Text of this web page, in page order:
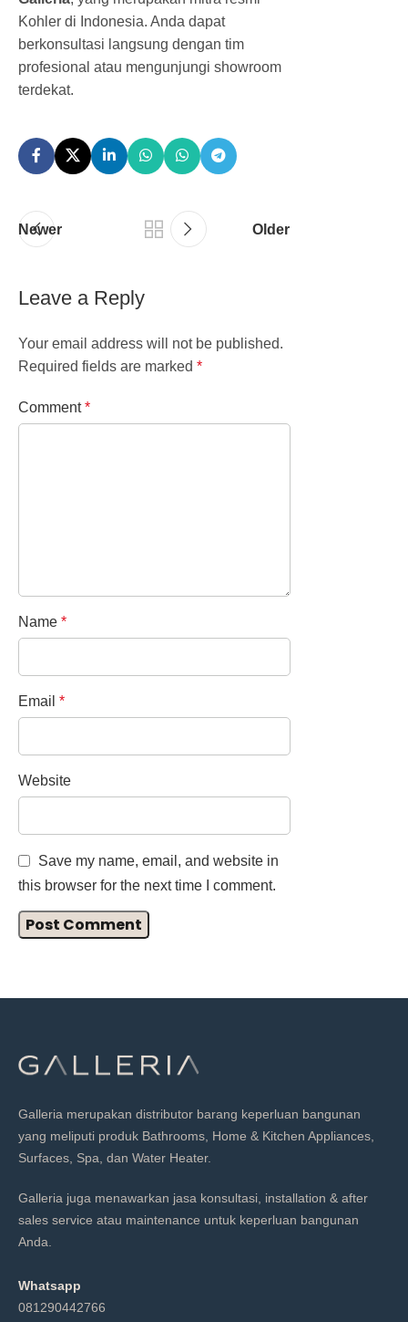
Kohler di Indonesia. Anda dapat
berkonsultasi langsung dengan tim
profesional atau mengunjungi showroom
terdekat.
Newer Older
Leave a Reply
Your email address will not be published.
Required fields are marked *
Comment*
Name *
Email *
Website
Save my name, email, and website in
this browser for the next time I comment.
Galleria merupakan distributor barang keperluan bangunan
yang meliputi produk Bathrooms, Home & Kitchen Appliances,
Surfaces, Spa, dan Water Heater.
Galleria juga menawarkan jasa konsultasi, installation & after
sales service atau maintenance untuk keperluan bangunan
Anda.
Whatsapp
081290442766